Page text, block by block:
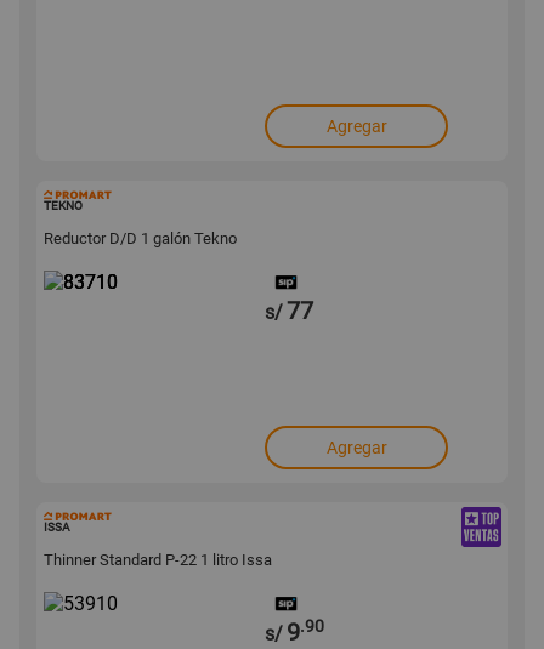
Agregar
TEKNO
Reductor D/D 1 galón Tekno
s/77
Agregar
ISSA
Thinner Standard P-22 1 litro Issa
s/ 9.90